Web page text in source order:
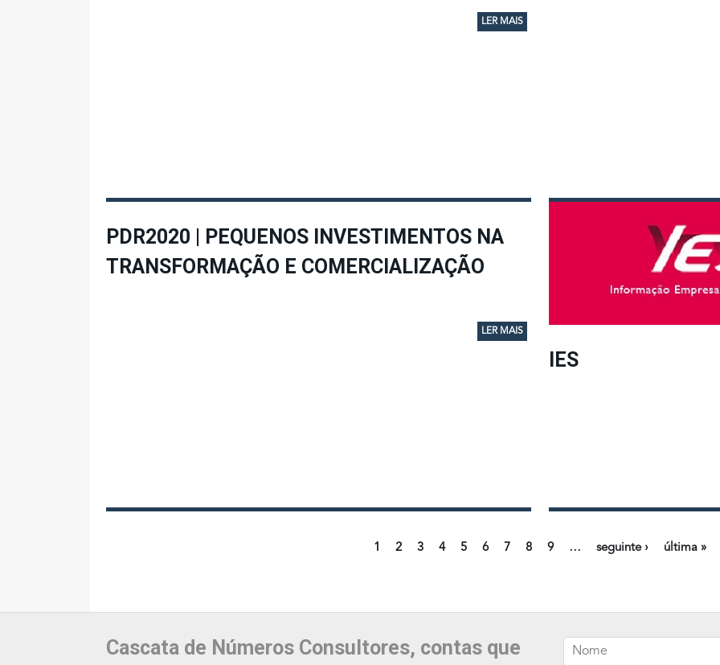
LER MAIS
PDR2020 | PEQUENOS INVESTIMENTOS NA
TRANSFORMAÇÃO E COMERCIALIZAÇÃO
LER MAIS
IES
1 2 3 4 5 6 7 8 9 … seguinte › última »
Cascata de Números Consultores, contas que
Nome